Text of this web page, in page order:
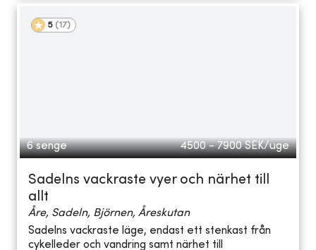
5 (17)
6 senge 4500 - 7900 SEK/uge
Sadelns vackraste vyer och närhet till
allt
Åre, Sadeln, Björnen, Åreskutan
Sadelns vackraste läge, endast ett stenkast från
cykelleder och vandring samt närhet till